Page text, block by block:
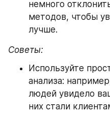
немного
методов, чтобы
лучше.
Советы:
Используйте
анализа:
людей увидело
них стали